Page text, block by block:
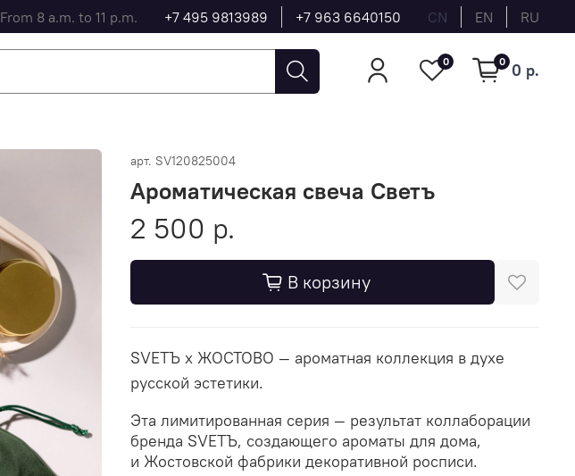
From 8 a.m. to 11 p.m. +7 495 9813989 +7 963 6640150 CN EN RU
0 0 0 р.
арт. SV120825004
Ароматическая свеча Светъ
2 500 р.
В корзину
SVETЪ x ЖОСТОВО — ароматная коллекция в духе
русской эстетики.
Эта лимитированная серия — результат коллаборации
бренда SVETЪ, создающего ароматы для дома,
и Жостовской фабрики декоративной росписи.